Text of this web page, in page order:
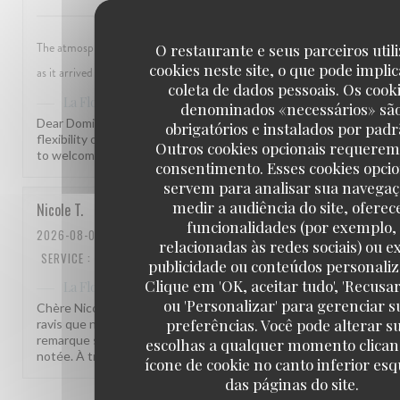
O restaurante e seus parceiros
cookies neste site, o que pode
coleta de dados pessoais. Os
denominados «necessários»
obrigatórios e instalados por
Outros cookies opcionais
consentimento. Esses cookies
servem para analisar sua
medir a audiência do site,
funcionalidades (por exemplo,
relacionadas às redes sociais) ou
publicidade ou conteúdos
Clique em 'OK, aceitar tudo',
ou 'Personalizar' para gerenciar
preferências. Você pode alterar
escolhas a qualquer momento
ícone de cookie no canto inferior
das páginas do site.
The atmosphere was very nice. The food was good but seemed to be
as it arrived very quickly and no modifications were allowed.
has responded to the review
Dear Dominika, thank you for your kind words! We hear you on
flexibility of our menu and are always looking to improve. We
to welcome you back soon! Kind regards, the La Flottille team
Nicole T
2026-08-01
- 14:00 - GUESTS 2
SERVICE : AMBIENCE: 4/5 MENU: 4 /5 QUALITY_PRICE: 3 /5
has responded to the review
Chère Nicole, quel plaisir de recevoir votre retour ! Nous sommes
ravis que notre équipe et notre terrasse vous aient plu. Votre
remarque sur l'emplacement de la table et les quantités est bien
notée. À très bientôt à La Flottille !